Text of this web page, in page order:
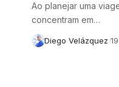
Ao planejar uma
concentram em…
Diego Velázquez